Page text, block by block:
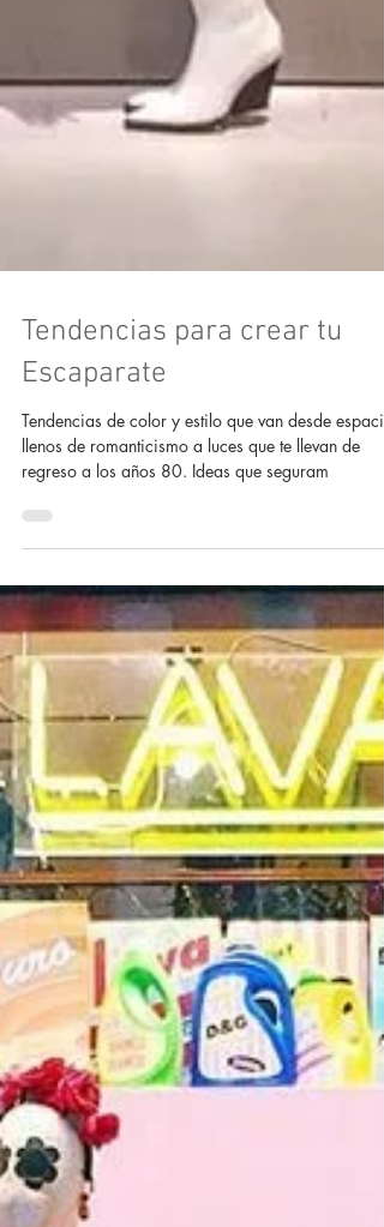
Tendencias para crear tu
Escaparate
Tendencias de color y estilo que van desde
llenos de romanticismo a luces que te llevan de
regreso a los años 80. Ideas que seguram